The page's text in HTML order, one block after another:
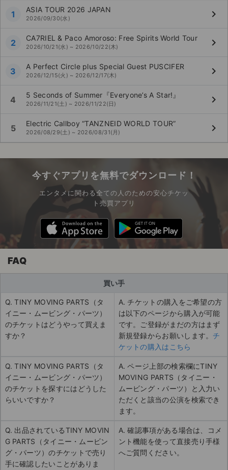
1 ASIA TOUR 2026 JAPAN
2026/09/30(水) keyboard_arrow_right
2 CA7RIEL & Paco Amoroso: Free Spirits World Tour
2026/10/21(水) ~ 2026/10/22(木) keyboard_arrow_right
3 A Perfect Circle plus Special Guest PUSCIFER
2026/12/15(火) ~ 2026/12/17(木) keyboard_arrow_right
4 5 Seconds of Summer『Everyone’s A Star!』
2026/11/21(土) ~ 2026/11/22(日) keyboard_arrow_right
5 Electric Callboy “TANZNEID WORLD TOUR”
2026/08/29(土) ~ 2026/08/31(月) keyboard_arrow_right
今すぐアプリを無料でダウンロード！
エンタメに関わる全ての人のための安心チケッ
ト売買アプリ
FAQ
買い手
Q. TINY MOVING PARTS（タ
イニー・ムービング・パーツ）
のチケットはどうやって買えま
すか？
A. チケットの購入をご希望の方
は以下のページから購入が可能
です。ご登録がまだの方はまず
新規登録からお願いします。 チ
ケットの購入はこちら
Q. TINY MOVING PARTS（タ
イニー・ムービング・パーツ）
のチケットを探すにはどうした
らいいですか？
A. ページ上部の検索欄にTINY
MOVING PARTS（タイニー・
ムービング・パーツ）と入力い
ただくと該当の公演を検索でき
ます。
Q. 出品されているTINY MOVIN
G PARTS（タイニー・ムービン
グ・パーツ）のチケットで売り
手に確認したいことがありま
A. 確認事項がある場合は、コメ
ント機能を使って直接売り手様
へご質問ください。